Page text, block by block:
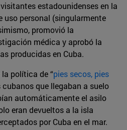
estadounidenses en la
uso personal (singularmente
promovió la
médica y aprobó la
producidas en Cuba.
política de “pies secos, pies
cubanos que llegaban a suelo
automáticamente el asilo
eran devueltos a la isla
por Cuba en el mar.